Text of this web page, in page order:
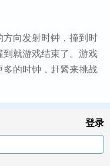
向发射时钟，撞到时
就游戏结束了。游戏
的时钟，赶紧来挑战
戏
登录